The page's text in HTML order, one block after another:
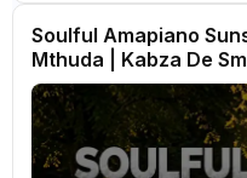
Soulful Amapiano
Mthuda | Kabza De